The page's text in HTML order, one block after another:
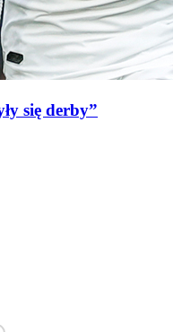
się derby”